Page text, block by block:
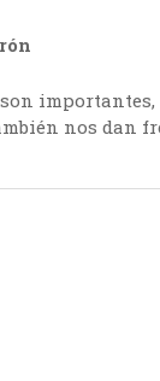
nos dan